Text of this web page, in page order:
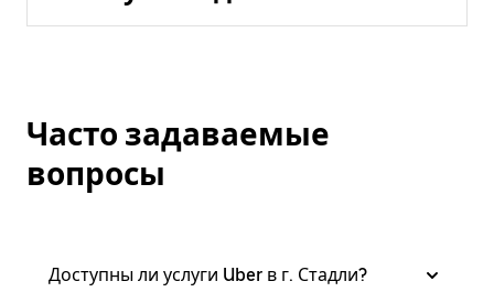
Часто задаваемые
вопросы
Доступны ли услуги Uber в г. Стадли?